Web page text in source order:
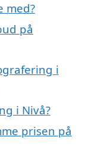
med?
på
i
i Nivå?
prisen på